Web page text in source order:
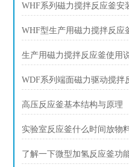
WHF系列磁力搅拌反应釜安
WHF型生产用磁力搅拌反应
生产用磁力搅拌反应釜使用
WDF系列端面磁力驱动搅拌
高压反应釜基本结构与原理
实验室反应釜什么时间放物
了解一下微型加氢反应釜功